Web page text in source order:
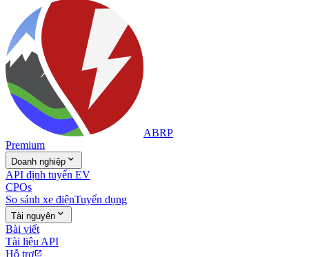
ABRP
Premium
Doanh nghiệp 
API định tuyến EV
CPOs
So sánh xe điệnTuyển dụng
Tài nguyên 
Bài viết
Tài liệu API
Hỗ trợ